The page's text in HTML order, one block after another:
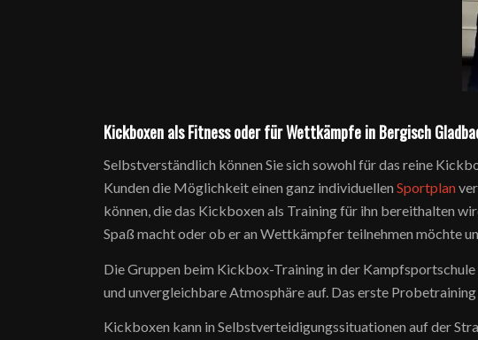
Kickboxen als Fitness oder für Wettkämpfe in Bergisch
Selbstverständlich können Sie sich sowohl für das reine
Kunden die Möglichkeit einen ganz individuellenSportplan
können, die das Kickboxen als Training für ihn bereithalten
Spaß macht oder ob er an Wettkämpfer teilnehmen möchte
Die Gruppen beim Kickbox-Training in der
und unvergleichbare Atmosphäre auf. Das erste
Kickboxen kann in Selbstverteidigungssituationen auf der